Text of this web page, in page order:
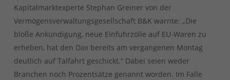
Kapitalmarktexperte Stephan Greiner von der
Vermögensverwaltungsgesellschaft B&K warnte: „Die
bloße Ankündigung, neue Einfuhrzölle auf EU-Waren zu
erheben, hat den Daxbereits am vergangenen Montag
deutlich auf Talfahrt geschickt.“ Dabei seien weder
Branchen noch Prozentsätze genannt worden. Im Falle